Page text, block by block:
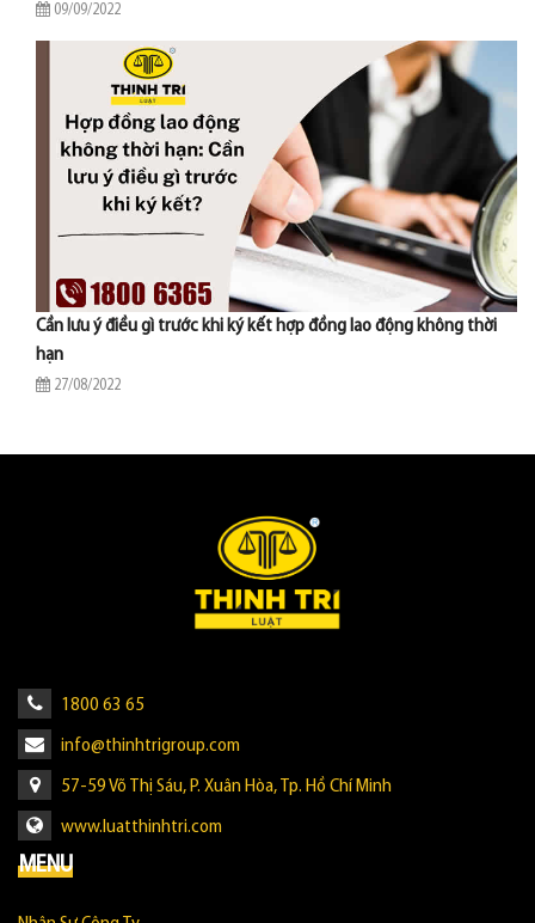
09/09/2022
Cần lưu ý điều gì trước khi ký kết hợp đồng lao động không thời
hạn
27/08/2022
1800 63 65
info@thinhtrigroup.com
57-59 Võ Thị Sáu, P. Xuân Hòa, Tp. Hồ Chí Minh
www.luatthinhtri.com
MENU